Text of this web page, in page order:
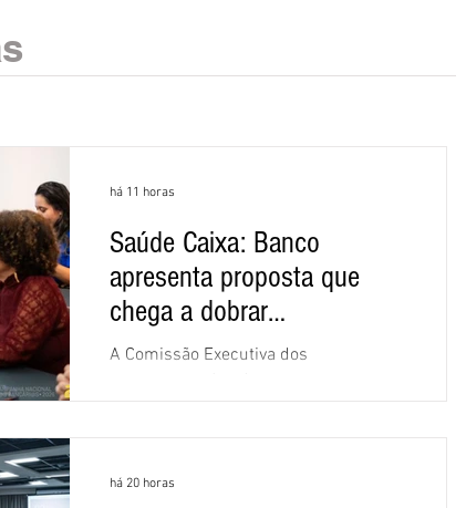
Saúde Caixa: Banco
apresenta proposta que
chega a dobrar
mensalidade
A Comissão Executiva dos
recusou a proposta apresentada pelo
banco para o custeio do Saúde Caixa,
rodada de negociações específicas da
há 11 horas
há 20 horas